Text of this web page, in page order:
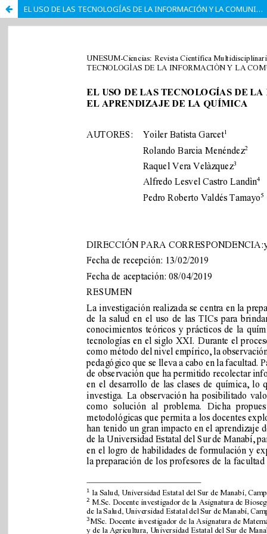
EL USO DE LAS TECNOLOGÍAS DE LA INFORMACIÓN Y LA COMUNICACIÓN EN EL APRENDIZAJE DE LA QUÍMICA